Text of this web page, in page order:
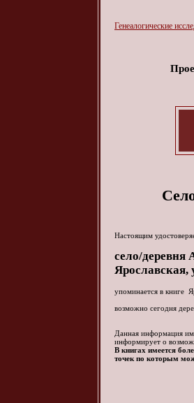
Генеалогические
Настоящим
село/деревня
Ярославская,
упоминается в книге
возможно сегодня
Данная информация
информирует о
В книгах имеется
точек по которым